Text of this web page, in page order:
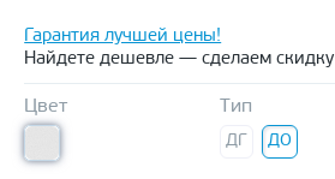
Гарантия лучшей цены!
Найдете дешевле — сделаем скидку
Цвет Тип
ДГ ДО